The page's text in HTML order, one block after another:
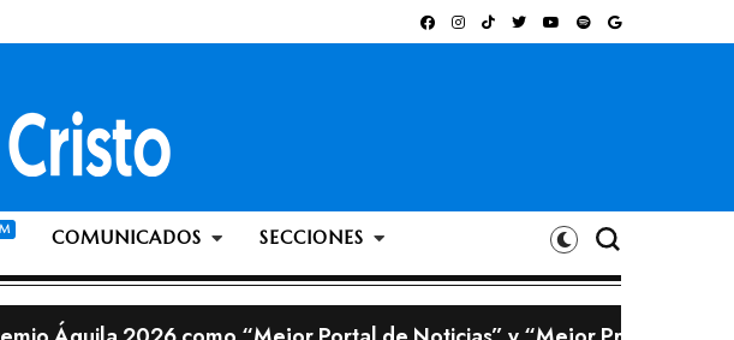
COMUNICADOS SECCIONES